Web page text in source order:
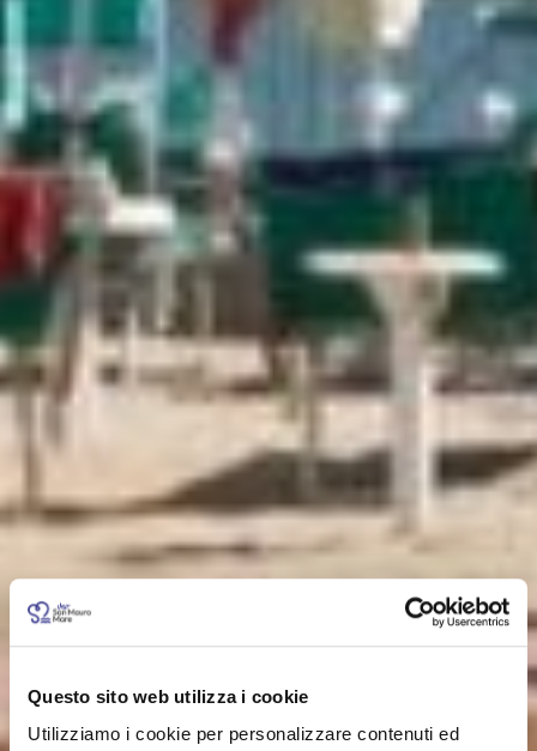
Questo sito web utilizza i cookie
Utilizziamo i cookie per personalizzare contenuti ed